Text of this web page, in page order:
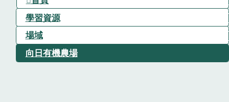
學習資源
場域
向日有機農場